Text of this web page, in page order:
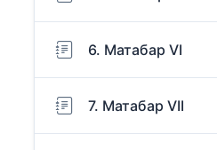
6. Матабар VI
7. Матабар VII